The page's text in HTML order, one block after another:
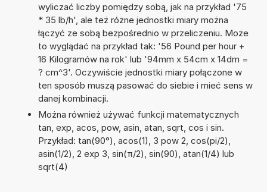
wyliczać liczby pomiędzy sobą, jak na przykład '75
* 35 lb/h', ale też różne jednostki miary można
łączyć ze sobą bezpośrednio w przeliczeniu. Może
to wyglądać na przykład tak: '56 Pound per hour +
16 Kilogramów na rok' lub '94mm x 54cm x 14dm =
? cm^3'. Oczywiście jednostki miary połączone w
ten sposób muszą pasować do siebie i mieć sens w
danej kombinacji.
Można również używać funkcji matematycznych
tan, exp, acos, pow, asin, atan, sqrt, cos i sin.
Przykład: tan(90°), acos(1), 3 pow 2, cos(pi/2),
asin(1/2), 2 exp 3, sin(π/2), sin(90), atan(1/4) lub
sqrt(4)